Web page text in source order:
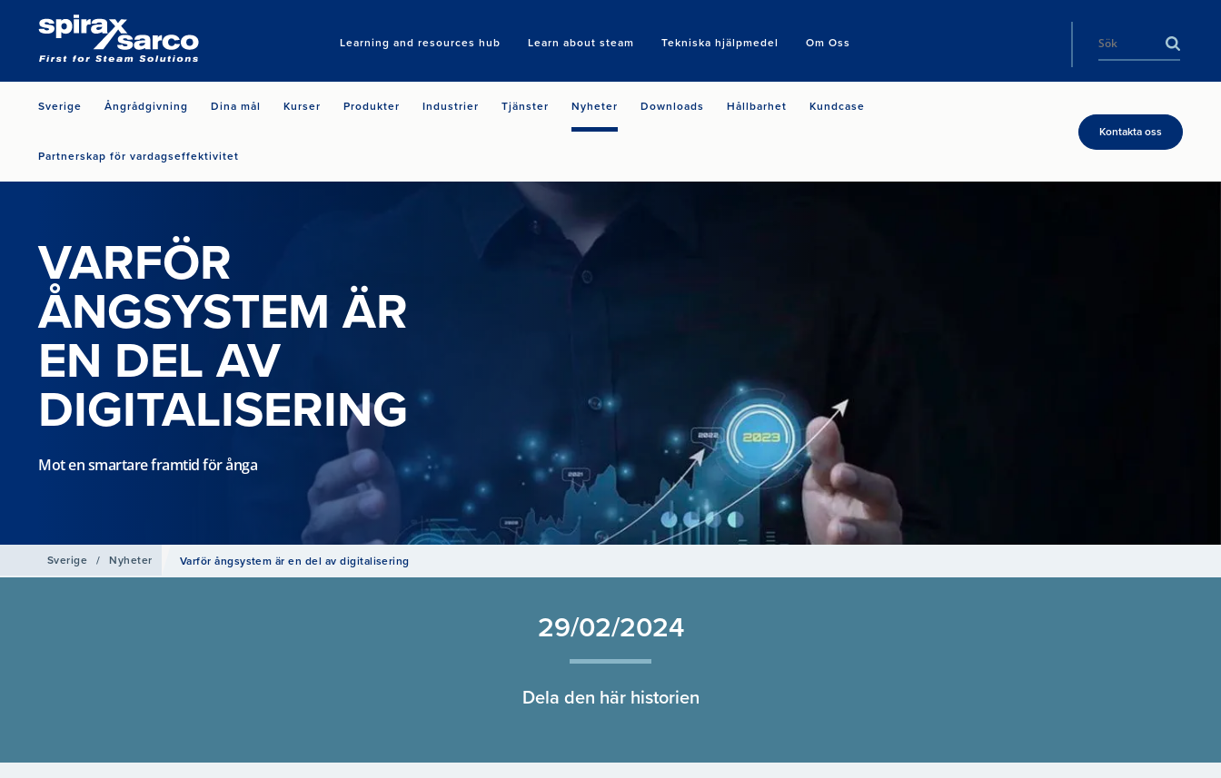
Learning and resources hub Learn about steam Tekniska hjälpmedel Om Oss
Search
Sverige Ångrådgivning Dina mål Kurser Produkter Industrier Tjänster Nyheter Downloads Hållbarhet Kundcase
Partnerskap för vardagseffektivitet
Kontakta oss
VARFÖR
ÅNGSYSTEM ÄR
EN DEL AV
DIGITALISERING
Mot en smartare framtid för ånga
Sverige / Nyheter Varför ångsystem är en del av digitalisering
29/02/2024
Dela den här historien